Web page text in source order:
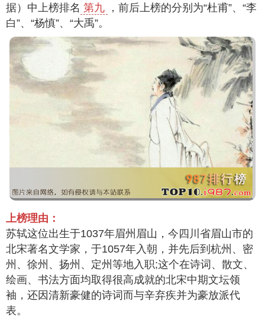
据）中上榜排名 第九
，前后上榜的分别为“杜甫”、“李
白”、“杨慎”、“大禹”。
上榜理由：
苏轼这位出生于1037年眉州眉山，今四川省眉山市的
北宋著名文学家，于1057年入朝，并先后到杭州、密
州、徐州、扬州、定州等地入职;这个在诗词、散文、
绘画、书法方面均取得很高成就的北宋中期文坛领
袖，还因清新豪健的诗词而与辛弃疾并为豪放派代
表。